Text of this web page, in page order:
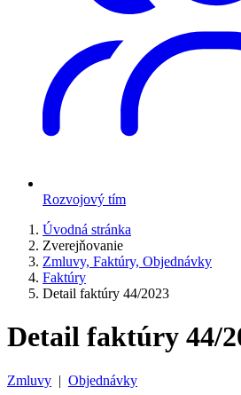
Rozvojový tím
Úvodná stránka
Zverejňovanie
Zmluvy, Faktúry, Objednávky
Faktúry
Detail faktúry 44/2023
Detail faktúry 44/
Zmluvy | Objednávky